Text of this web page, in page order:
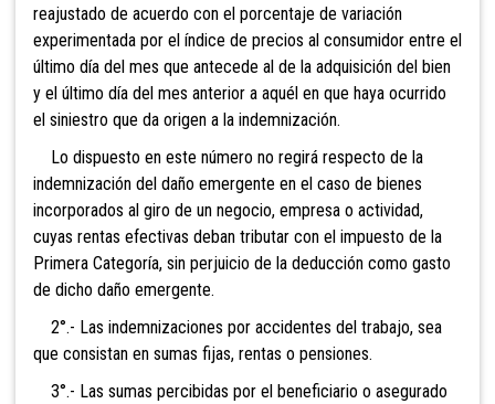
reajustado de acuerdo con el porcentaje de variación
experimentada por el índice de precios al consumidor entre el
último día del mes que antecede al de la adquisición del bien
y el último día del mes anterior a aquél en que haya ocurrido
el siniestro que da origen a la indemnización.
Lo dispuesto en este número no regirá respecto de la
indemnización del daño emergente en el caso de bienes
incorporados al giro de un negocio, empresa o actividad,
cuyas rentas efectivas deban tributar con el impuesto de la
Primera Categoría, sin perjuicio de la deducción como gasto
de dicho daño emergente.
2°.- Las indemnizaciones por accidentes del trabajo, sea
que consistan en sumas fijas, rentas o pensiones.
3°.- Las sumas percibidas por el beneficiario o asegurado